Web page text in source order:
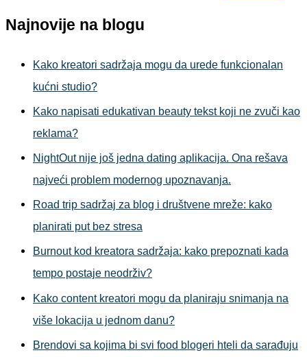
Najnovije na blogu
Kako kreatori sadržaja mogu da urede funkcionalan
kućni studio?
Kako napisati edukativan beauty tekst koji ne zvuči kao
reklama?
NightOut nije još jedna dating aplikacija. Ona rešava
najveći problem modernog upoznavanja.
Road trip sadržaj za blog i društvene mreže: kako
planirati put bez stresa
Burnout kod kreatora sadržaja: kako prepoznati kada
tempo postaje neodrživ?
Kako content kreatori mogu da planiraju snimanja na
više lokacija u jednom danu?
Brendovi sa kojima bi svi food blogeri hteli da sarađuju